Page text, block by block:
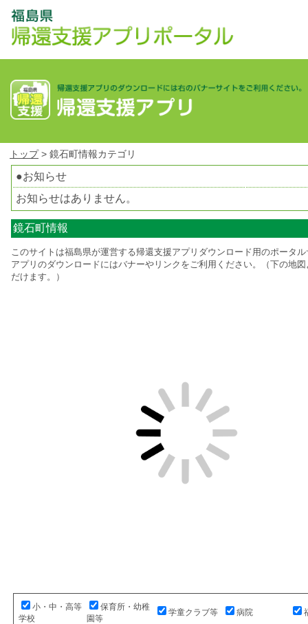
トップ> 鏡石町情報カテゴリ
●お知らせ
お知らせはありません。
鏡石町情報
このサイトは福島県が運営する帰還支援アプリダウンロード用のポータ
アプリのダウンロードにはバナーやリンクをご利用ください。（下の地
だけます。）
小・中・高等
学校
保育所・幼稚
園等
学童クラブ等 病院